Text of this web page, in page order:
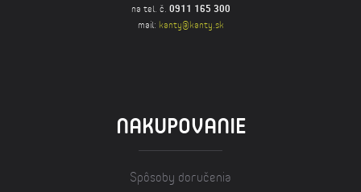
na tel. č. 0911 165 300
mail: kanty@kanty.sk
NAKUPOVANIE
Spôsoby doručenia